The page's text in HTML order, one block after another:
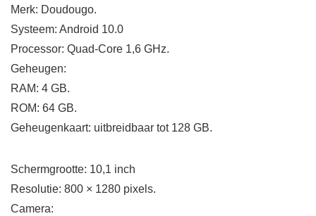
Merk: Doudougo.
Systeem: Android 10.0
Processor: Quad-Core 1,6 GHz.
Geheugen:
RAM: 4 GB.
ROM: 64 GB.
Geheugenkaart: uitbreidbaar tot 128 GB.
Schermgrootte: 10,1 inch
Resolutie: 800 × 1280 pixels.
Camera: